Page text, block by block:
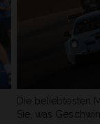
Die beliebtesten
Sie, was